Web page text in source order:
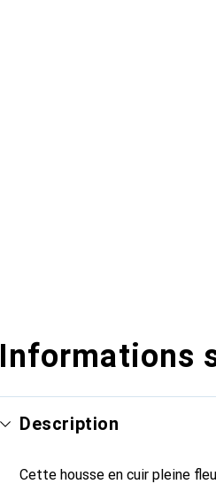
Informations
Description
Cette housse en cuir pleine